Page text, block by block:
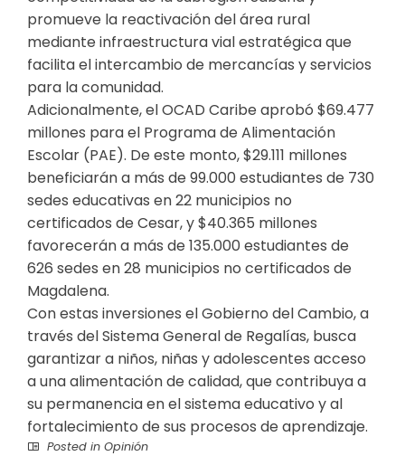
promueve la reactivación del área rural
mediante infraestructura vial estratégica que
facilita el intercambio de mercancías y servicios
para la comunidad.
Adicionalmente, el OCAD Caribe aprobó $69.477
millones para el Programa de Alimentación
Escolar (PAE). De este monto, $29.111 millones
beneficiarán a más de 99.000 estudiantes de 730
sedes educativas en 22 municipios no
certificados de Cesar, y $40.365 millones
favorecerán a más de 135.000 estudiantes de
626 sedes en 28 municipios no certificados de
Magdalena.
Con estas inversiones el Gobierno del Cambio, a
través del Sistema General de Regalías, busca
garantizar a niños, niñas y adolescentes acceso
a una alimentación de calidad, que contribuya a
su permanencia en el sistema educativo y al
fortalecimiento de sus procesos de aprendizaje.
Posted in Opinión